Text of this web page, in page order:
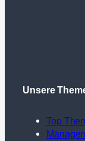
Unsere
Top